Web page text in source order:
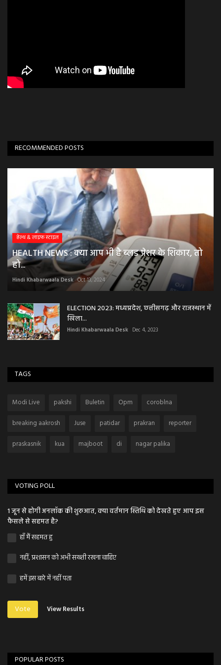
RECOMMENDED POSTS
हेल्थ & लाइफ स्टाइल
HEALTH NEWS : क्या आप भी है ब्लड प्रेशर के शिकार, तो
हो...
Hindi Khabarwaala Desk Oct 13, 2024
ELECTION 2023: मध्यप्रदेश, छत्तीसगढ़ और राजस्थान में
खिला...
Hindi Khabarwaala Desk Dec 4, 2023
TAGS
Modi Live pakshi Buletin Opm
coroblna
breaking aakrosh
Juse patidar prakran
reporter
praskasnik
kua majboot di nagar palika
VOTING POLL
1 जून से होगी अनलॉक की शुरुआत, क्या वर्तमान स्तिथि को देखते हुए आप इस
फैसले से सहमत है?
हाँ मैं सहमत हु
नहीं, प्रशासन को अभी सख्ती रखना चाहिए
हमें इस बारे में नहीं पता
Vote View Results
POPULAR POSTS